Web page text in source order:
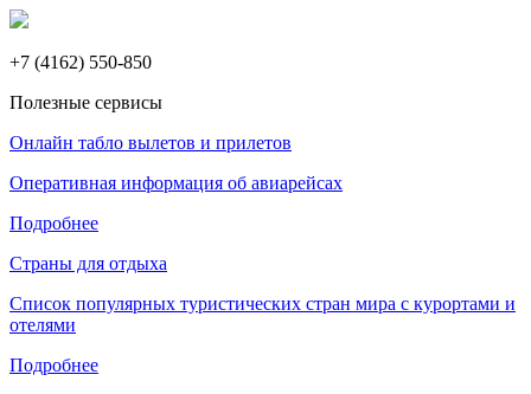
+7 (4162) 550-850
Полезные сервисы
Онлайн табло вылетов и прилетов
Оперативная информация об авиарейсах
Подробнее
Страны для отдыха
Список популярных туристических стран мира с курортами и
отелями
Подробнее